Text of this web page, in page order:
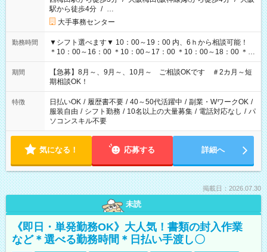
駅から徒歩4分 / …
大手事務センター
勤務時間
▼シフト選べます▼ 10：00～19：00 内、6ｈから相談可能！
＊10：00～16：00 ＊10：00～17：00 ＊10：00～18：00 ＊
11：00～19：00 ＊12：00～19：00 ＊13：00～19：00
期間
【急募】8月～、9月～、10月～ ご相談OKです ＃2カ月～短
期相談OK！
特徴 日払いOK / 履歴書不要 / 40～50代活躍中 / 副業・WワークOK /
服装自由 / シフト勤務 / 10名以上の大量募集 / 電話対応なし / パ
ソコンスキル不要
気になる！ 応募する 詳細へ
掲載日：2026.07.30
未読
《即日・単発勤務OK》大人気！書類の封入作業
など＊選べる勤務時間＊日払い手渡し〇